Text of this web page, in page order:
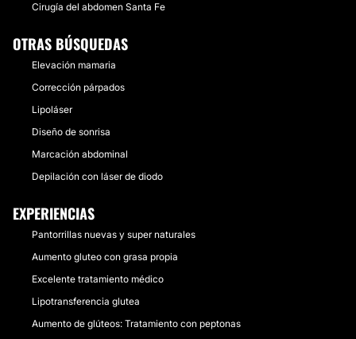
Cirugía del abdomen Santa Fe
OTRAS BÚSQUEDAS
Elevación mamaria
Corrección párpados
Lipoláser
Diseño de sonrisa
Marcación abdominal
Depilación con láser de diodo
EXPERIENCIAS
Pantorrillas nuevas y super naturales
Aumento gluteo con grasa propia
Excelente tratamiento médico
Lipotransferencia glutea
Aumento de glúteos: Tratamiento con peptonas